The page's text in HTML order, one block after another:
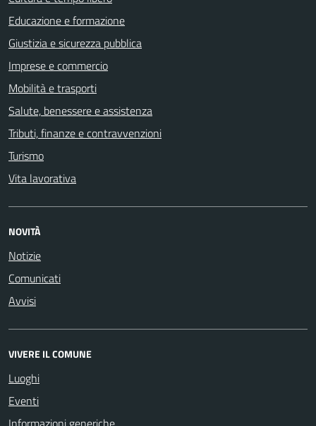
Educazione e formazione
Giustizia e sicurezza pubblica
Imprese e commercio
Mobilità e trasporti
Salute, benessere e assistenza
Tributi, finanze e contravvenzioni
Turismo
Vita lavorativa
NOVITÀ
Notizie
Comunicati
Avvisi
VIVERE IL COMUNE
Luoghi
Eventi